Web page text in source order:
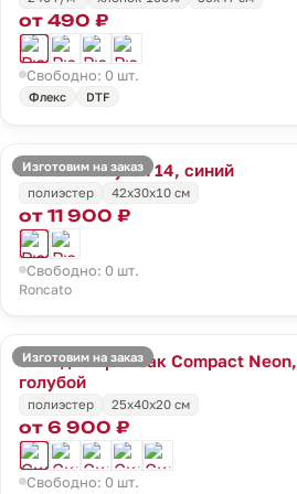
от 490 ₽
Свободно: 0 шт.
Флекс DTF
Изготовим на заказ
Рюкзак Clayton 14, синий
полиэстер
42x30x10 см
от 11 900 ₽
Свободно: 0 шт.
Roncato
Изготовим на заказ
Складной рюкзак Compact Neon,
голубой
полиэстер 25x40x20 см
от 6 900 ₽
Свободно: 0 шт.